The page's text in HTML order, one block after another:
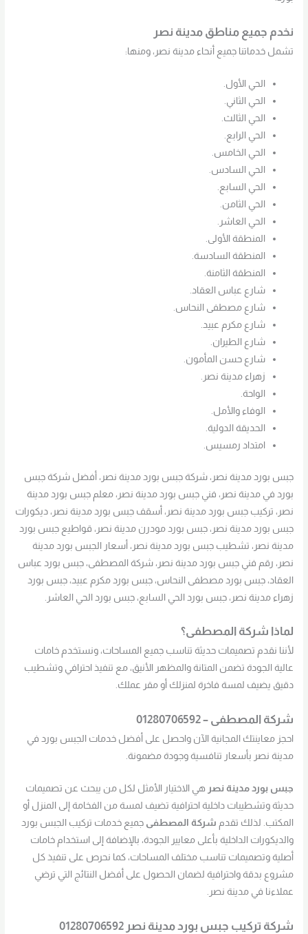
نخدم جميع مناطق مدينة نصر
تشمل خدماتنا جميع أنحاء مدينة نصر، ومنها:
الحي الأول.
الحي الثاني.
الحي الثالث.
الحي الرابع.
الحي الخامس.
الحي السادس.
الحي السابع.
الحي الثامن.
الحي العاشر.
المنطقة الأولى.
المنطقة السادسة.
المنطقة الثامنة.
شارع عباس العقاد.
شارع مصطفى النحاس.
شارع مكرم عبيد.
شارع الطيران.
شارع حسن المأمون.
زهراء مدينة نصر.
الواحة.
الوفاء والأمل.
الحديقة الدولية.
امتداد رمسيس.
جبس بورد مدينة نصر، شركة جبس بورد مدينة نصر، أفضل شركة جبس
بورد في مدينة نصر، فني جبس بورد مدينة نصر، معلم جبس بورد مدينة
نصر، تركيب جبس بورد مدينة نصر، أسقف جبس بورد مدينة نصر، ديكورات
جبس بورد مدينة نصر، جبس بورد مودرن مدينة نصر، قواطيع جبس بورد
مدينة نصر، تشطيب جبس بورد مدينة نصر، أسعار الجبس بورد مدينة
نصر، رقم فني جبس بورد مدينة نصر، شركة المصطفى، جبس بورد عباس
العقاد، جبس بورد مصطفى النحاس، جبس بورد مكرم عبيد، جبس بورد
زهراء مدينة نصر، جبس بورد الحي السابع، جبس بورد الحي العاشر.
لماذا شركة المصطفى؟
لأننا نقدم تصميمات حديثة تناسب جميع المساحات، ونستخدم خامات
عالية الجودة تضمن المتانة والمظهر الأنيق، مع تنفيذ احترافي وتشطيب
دقيق يضيف لمسة فاخرة لمنزلك أو مقر عملك.
شركة المصطفى – 01280706592
احجز معاينتك المجانية الآن واحصل على أفضل خدمات الجبس بورد في
مدينة نصر بأسعار تنافسية وجودة مضمونة.
جبس بورد مدينة نصر هي الاختيار الأمثل لكل من يبحث عن تصميمات
حديثة وتشطيبات داخلية احترافية تضيف لمسة من الفخامة إلى المنزل أو
المكتب. لذلك تقدم شركة المصطفى جميع خدمات تركيب الجبس بورد
والديكورات الداخلية بأعلى معايير الجودة، بالإضافة إلى استخدام خامات
أصلية وتصميمات تناسب مختلف المساحات، كما نحرص على تنفيذ كل
مشروع بدقة واحترافية لضمان الحصول على أفضل النتائج التي ترضي
عملاءنا في مدينة نصر.
شركة تركيب جبس بورد مدينة نصر 01280706592